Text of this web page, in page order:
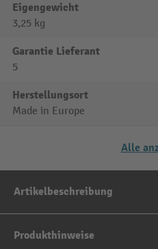
Eigengewicht
3,25 kg
Garantie Lieferant
5
Herstellungsort
Made in Europe
Alle
Artikelbeschreibung
Produkthinweise